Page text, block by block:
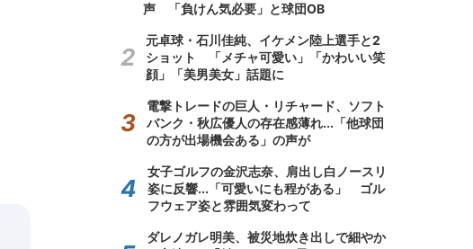
声 「負けん気必要」と球団OB
元卓球・石川佳純、イケメン陸上選手と2
ショット 「メチャ可愛い」「かわいい笑
顔」「美男美女」話題に
電撃トレードの巨人・リチャード、ソフト
バンク・秋広優人の存在感薄れ...「他球団
の方が出場機会ある」の声が
女子ゴルフの金沢志奈、肩出し白ノースリ
姿に反響...「可愛いにも程がある」 ゴル
フウェア姿と雰囲気変わって
ダレノガレ明美、被災地炊き出しで細やか